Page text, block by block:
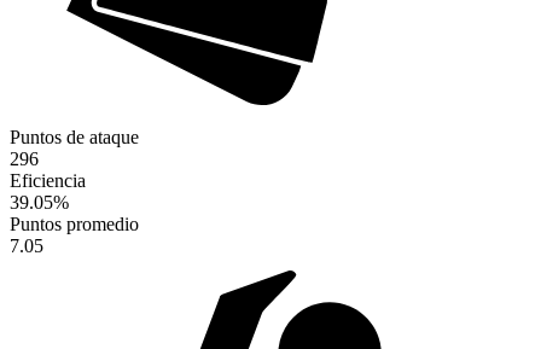
Puntos de ataque
296
Eficiencia
39.05%
Puntos promedio
7.05